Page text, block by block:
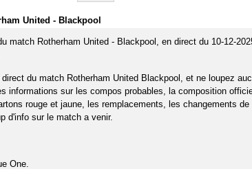
United - Blackpool
match Rotherham United - Blackpool, en direct du 10-12-
du match Rotherham United Blackpool, et ne loupez
informations sur les compos probables, la composition
rouge et jaune, les remplacements, les changements de
d'info sur le match a venir.
One.